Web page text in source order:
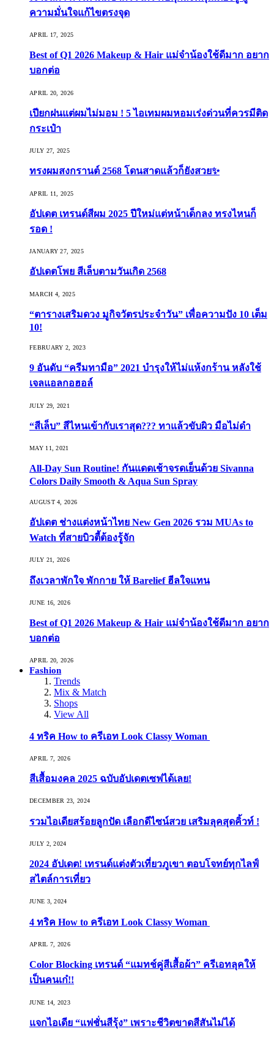
ความมั่นใจแก้ไขตรงจุด
APRIL 17, 2025
Best of Q1 2026 Makeup & Hair แม่จ๋าน้องใช้ดีมาก อยาก
บอกต่อ
APRIL 20, 2026
เปียกฝนแต่ผมไม่มอม ! 5 ไอเทมผมหอมเร่งด่วนที่ควรมีติด
กระเป๋า
JULY 27, 2025
ทรงผมสงกรานต์ 2568 โดนสาดแล้วก็ยังสวย✨
APRIL 11, 2025
อัปเดต เทรนด์สีผม 2025 ปีใหม่แต่หน้าเด็กลง ทรงไหนก็
รอด !
JANUARY 27, 2025
อัปเดตโพย สีเล็บตามวันเกิด 2568
MARCH 4, 2025
“ตารางเสริมดวง มูกิจวัตรประจำวัน” เพื่อความปัง 10 เต็ม
10!
FEBRUARY 2, 2023
9 อันดับ “ครีมทามือ” 2021 บำรุงให้ไม่แห้งกร้าน หลังใช้
เจลแอลกอฮอล์
JULY 29, 2021
“สีเล็บ” สีไหนเข้ากับเราสุด??? ทาแล้วขับผิว มือไม่ดำ
MAY 11, 2021
All-Day Sun Routine! กันแดดเช้าจรดเย็นด้วย Sivanna
Colors Daily Smooth & Aqua Sun Spray
AUGUST 4, 2026
อัปเดต ช่างแต่งหน้าไทย New Gen 2026 รวม MUAs to
Watch ที่สายบิวตี้ต้องรู้จัก
JULY 21, 2026
ถึงเวลาพักใจ พักกาย ให้ Barelief ฮีลใจแทน
JUNE 16, 2026
Best of Q1 2026 Makeup & Hair แม่จ๋าน้องใช้ดีมาก อยาก
บอกต่อ
APRIL 20, 2026
Fashion
Trends
Mix & Match
Shops
View All
4 ทริค How to ครีเอท Look Classy Woman
APRIL 7, 2026
สีเสื้อมงคล 2025 ฉบับอัปเดตเซฟได้เลย!
DECEMBER 23, 2024
รวมไอเดียสร้อยลูกปัด เลือกดีไซน์สวย เสริมลุคสุดคิ้วท์ !
JULY 2, 2024
2024 อัปเดต! เทรนด์แต่งตัวเที่ยวภูเขา ตอบโจทย์ทุกไลฟ์
สไตล์การเที่ยว
JUNE 3, 2024
4 ทริค How to ครีเอท Look Classy Woman
APRIL 7, 2026
Color Blocking เทรนด์ “แมทช์คู่สีเสื้อผ้า” ครีเอทลุคให้
เป็นคนเก๋!!
JUNE 14, 2023
แจกไอเดีย “แฟชั่นสีรุ้ง” เพราะชีวิตขาดสีสันไม่ได้